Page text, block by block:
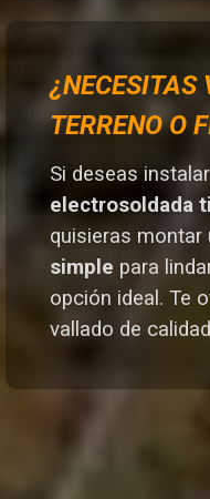
¿NECESITAS
TERRENO O
Si deseas
electrosoldada
quisieras montar
simple para
opción ideal. Te
vallado de